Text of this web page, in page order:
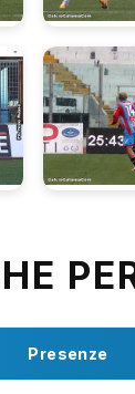
Presenze